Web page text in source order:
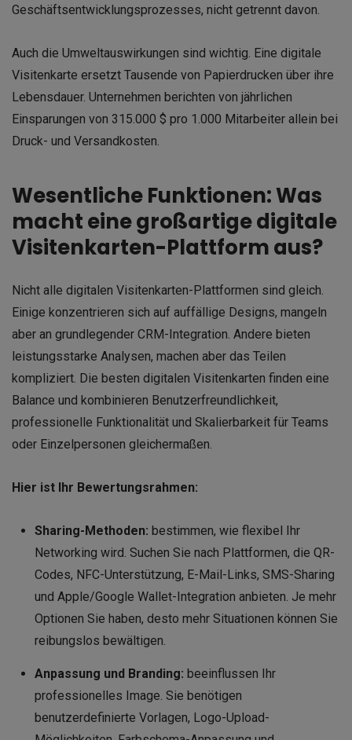
Geschäftsentwicklungsprozesses, nicht getrennt davon.
Auch die Umweltauswirkungen sind wichtig. Eine digitale
Visitenkarte ersetzt Tausende von Papierdrucken über ihre
Lebensdauer. Unternehmen berichten von jährlichen
Einsparungen von 315.000 $ pro 1.000 Mitarbeiter allein bei
Druck- und Versandkosten.
Wesentliche Funktionen: Was
macht eine großartige digitale
Visitenkarten-Plattform aus?
Nicht alle digitalen Visitenkarten-Plattformen sind gleich.
Einige konzentrieren sich auf auffällige Designs, mangeln
aber an grundlegender CRM-Integration. Andere bieten
leistungsstarke Analysen, machen aber das Teilen
kompliziert. Die besten digitalen Visitenkarten finden eine
Balance und kombinieren Benutzerfreundlichkeit,
professionelle Funktionalität und Skalierbarkeit für Teams
oder Einzelpersonen gleichermaßen.
Hier ist Ihr Bewertungsrahmen:
Sharing-Methoden: bestimmen, wie flexibel Ihr
Networking wird. Suchen Sie nach Plattformen, die QR-
Codes, NFC-Unterstützung, E-Mail-Links, SMS-Sharing
und Apple/Google Wallet-Integration anbieten. Je mehr
Optionen Sie haben, desto mehr Situationen können Sie
reibungslos bewältigen.
Anpassung und Branding: beeinflussen Ihr
professionelles Image. Sie benötigen
benutzerdefinierte Vorlagen, Logo-Upload-